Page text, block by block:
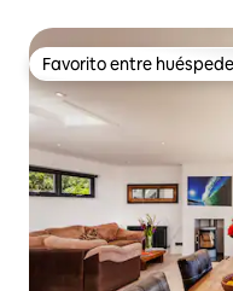
Favorito entre
Favorito entre